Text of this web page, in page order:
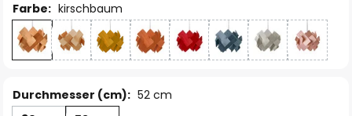
Farbe: kirschbaum
Durchmesser (cm): 52 cm